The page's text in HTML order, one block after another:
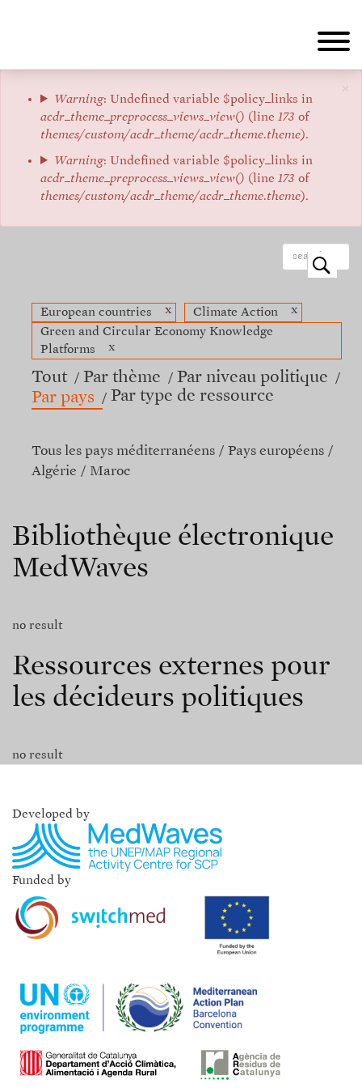
×
Message
d'erreur
Warning: Undefined variable $policy_links in
acdr_theme_preprocess_views_view() (line 173 of
themes/custom/acdr_theme/acdr_theme.theme).
Warning: Undefined variable $policy_links in
acdr_theme_preprocess_views_view() (line 173 of
themes/custom/acdr_theme/acdr_theme.theme).
o
European countries x Climate Action
x
Green and Circular Economy Knowledge
Platforms
x
Tout Par thème
Par niveau politique
Par pays
Par type de ressource
Tous les pays méditerranéens
Pays européens
Algérie
Maroc
Bibliothèque électronique
MedWaves
no result
Ressources externes pour
les décideurs politiques
no result
Developed by
Funded by